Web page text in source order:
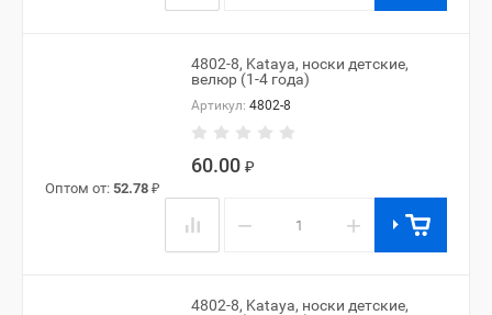
4802-8, Kataya, носки детские,
велюр (1-4 года)
Артикул: 4802-8
60.00 ₽
Оптом от: 52.78 ₽
− +
4802-8, Kataya, носки детские,